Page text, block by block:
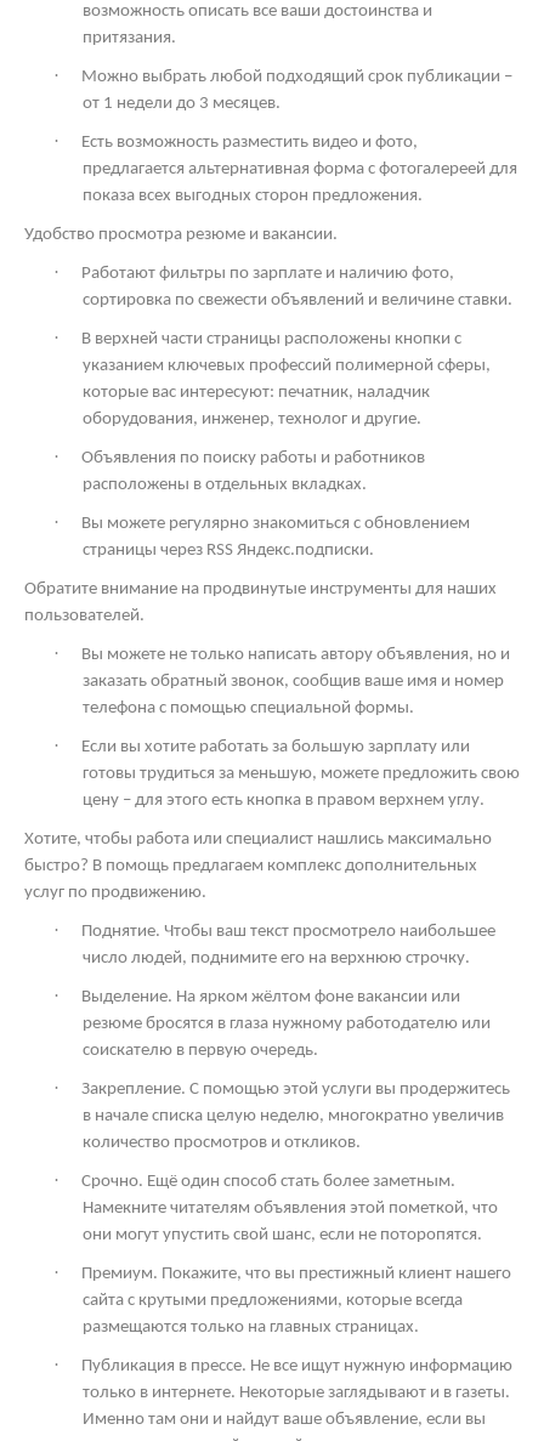
возможность описать все ваши достоинства и
притязания.
·
Можно выбрать любой подходящий срок публикации –
от 1 недели до 3 месяцев.
·
Есть возможность разместить видео и фото,
предлагается альтернативная форма с фотогалереей для
показа всех выгодных сторон предложения.
Удобство просмотра резюме и вакансии.
·
Работают фильтры по зарплате и наличию фото,
сортировка по свежести объявлений и величине ставки.
·
В верхней части страницы расположены кнопки с
указанием ключевых профессий полимерной сферы,
которые вас интересуют: печатник, наладчик
оборудования, инженер, технолог и другие.
·
Объявления по поиску работы и работников
расположены в отдельных вкладках.
·
Вы можете регулярно знакомиться с обновлением
страницы через RSS Яндекс.подписки.
Обратите внимание на продвинутые инструменты для наших
пользователей.
·
Вы можете не только написать автору объявления, но и
заказать обратный звонок, сообщив ваше имя и номер
телефона с помощью специальной формы.
·
Если вы хотите работать за большую зарплату или
готовы трудиться за меньшую, можете предложить свою
цену – для этого есть кнопка в правом верхнем углу.
Хотите, чтобы работа или специалист нашлись максимально
быстро? В помощь предлагаем комплекс дополнительных
услуг по продвижению.
·
Поднятие. Чтобы ваш текст просмотрело наибольшее
число людей, поднимите его на верхнюю строчку.
·
Выделение. На ярком жёлтом фоне вакансии или
резюме бросятся в глаза нужному работодателю или
соискателю в первую очередь.
·
Закрепление. С помощью этой услуги вы продержитесь
в начале списка целую неделю, многократно увеличив
количество просмотров и откликов.
·
Срочно. Ещё один способ стать более заметным.
Намекните читателям объявления этой пометкой, что
они могут упустить свой шанс, если не поторопятся.
·
Премиум. Покажите, что вы престижный клиент нашего
сайта с крутыми предложениями, которые всегда
размещаются только на главных страницах.
·
Публикация в прессе. Не все ищут нужную информацию
только в интернете. Некоторые заглядывают и в газеты.
Именно там они и найдут ваше объявление, если вы